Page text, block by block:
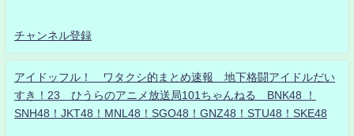
チャンネル登録
アイドッフル！ ワタクシ的まとめ速報 地下格闘アイドルだい
すき！23 ひうらのアニメ放送局101ちゃんねる BNK48 ！
SNH48！JKT48！MNL48！SGO48！GNZ48！STU48！SKE48